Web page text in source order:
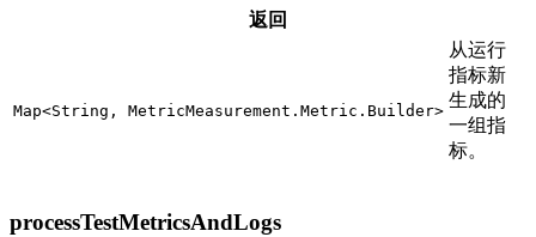
返回
Map<String, MetricMeasurement.Metric.Builder>
从运行
指标新
生成的
一组指
标。
processTestMetricsAndLogs